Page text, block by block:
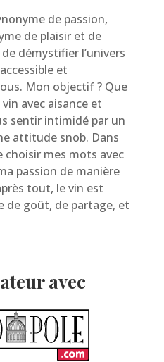
de passion,
de plaisir et de
démystifier l’univers
et
Mon objectif ? Que
avec aisance et
sentir intimidé par un
attitude snob. Dans
choisir mes mots avec
passion de manière
tout, le vin est
goût, de partage, et
avec